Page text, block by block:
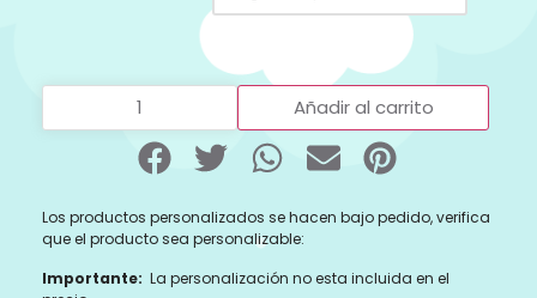
Añadir al carrito
Los productos personalizados se hacen bajo pedido, verifica
que el producto sea personalizable:
Importante: La personalización no esta incluida en el